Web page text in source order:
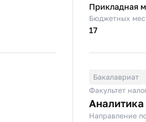
Прикладная
Бюджетных
17
Бакалавриат
Факультет
Аналитика
Направление